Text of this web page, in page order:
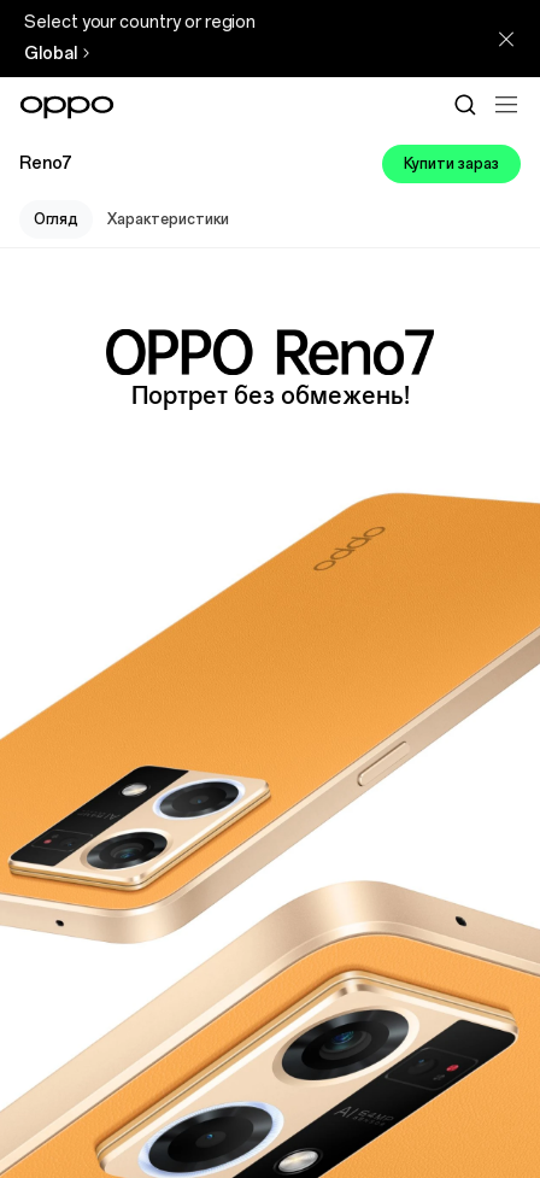
Select your country or region
Global
Reno7 Купити зараз
Огляд Характеристики
Портрет без обмежень!